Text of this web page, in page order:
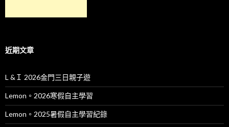
近期文章
L &Ｉ 2026金門三日親子遊
Lemon。2026寒假自主學習
Lemon。2025暑假自主學習紀錄